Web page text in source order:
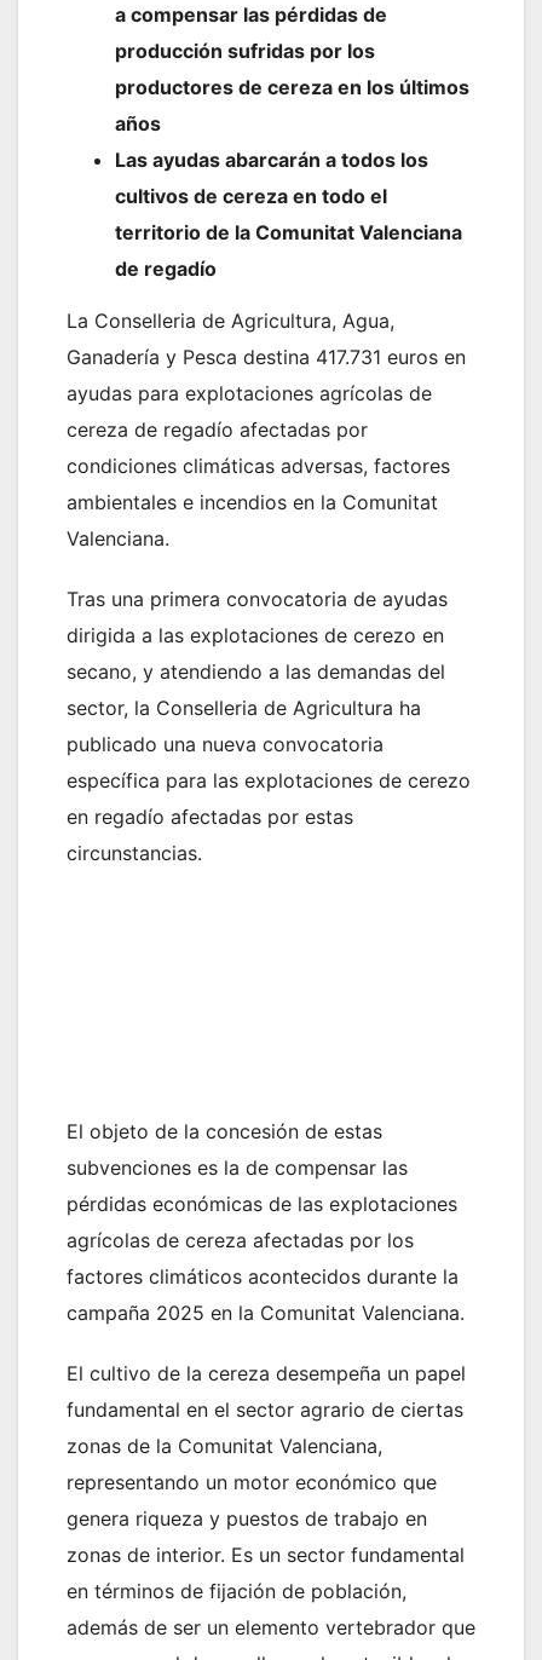
a compensar las pérdidas de
producción sufridas por los
productores de cereza en los últimos
años
Las ayudas abarcarán a todos los
cultivos de cereza en todo el
territorio de la Comunitat Valenciana
de regadío
La Conselleria de Agricultura, Agua,
Ganadería y Pesca destina 417.731 euros en
ayudas para explotaciones agrícolas de
cereza de regadío afectadas por
condiciones climáticas adversas, factores
ambientales e incendios en la Comunitat
Valenciana.
Tras una primera convocatoria de ayudas
dirigida a las explotaciones de cerezo en
secano, y atendiendo a las demandas del
sector, la Conselleria de Agricultura ha
publicado una nueva convocatoria
específica para las explotaciones de cerezo
en regadío afectadas por estas
circunstancias.
El objeto de la concesión de estas
subvenciones es la de compensar las
pérdidas económicas de las explotaciones
agrícolas de cereza afectadas por los
factores climáticos acontecidos durante la
campaña 2025 en la Comunitat Valenciana.
El cultivo de la cereza desempeña un papel
fundamental en el sector agrario de ciertas
zonas de la Comunitat Valenciana,
representando un motor económico que
genera riqueza y puestos de trabajo en
zonas de interior. Es un sector fundamental
en términos de fijación de población,
además de ser un elemento vertebrador que